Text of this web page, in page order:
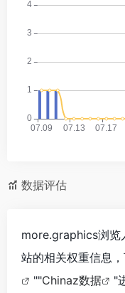
数据评估
more.graphics浏览
站的相关权重信息
""Chinaz数据
"